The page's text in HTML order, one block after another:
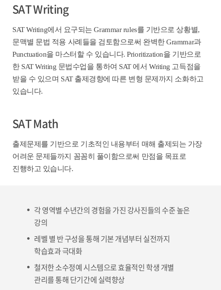
SAT Writing
SAT Writing에서 요구되는 Grammar rules를 기반으로 상황별,
문맥별 문법 적용 사례들을 검토함으로써 완벽한 Grammar과
Punctuation을 마스터할 수 있습니다. Prioritization을 기반으로
한 SAT Writing 문법수업을 통하여 SAT 에서 Writing 고득점을
받을 수 있으며 SAT 출제경향에 따른 변형 문제까지 소화하고
있습니다.
SAT Math
출제문제를 기반으로 기초적인 내용부터 매해 출제되는 가장
어려운 문제들까지 꼼꼼히 풀이함으로써 만점을 목표로
진행하고 있습니다.
각 영역별 수년간의 경험을 가진 강사진들의 수준 높은
강의
레벨 별 반 구성을 통해 기본 개념부터 실전까지
학습효과 극대화
철저한 소수정예 시스템으로 효율적인 학생 개별
관리를 통해 단기간에 실력향상